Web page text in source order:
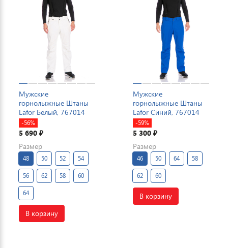
Мужские
горнолыжные Штаны
Lafor Белый, 767014
-56%
5 690 ₽
Размер
48 50 52 54
56 62 58 60
64
В корзину
Мужские
горнолыжные Штаны
Lafor Синий, 767014
-59%
5 300 ₽
Размер
46 50 64 58
62 60
В корзину